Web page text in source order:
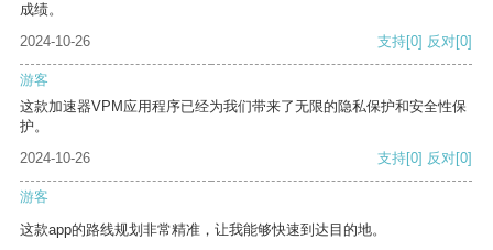
成绩。
2024-10-26
支持[0] 反对[0]
游客
这款加速器VPM应用程序已经为我们带来了无限的隐私保护和安全性保
护。
2024-10-26
支持[0] 反对[0]
游客
这款app的路线规划非常精准，让我能够快速到达目的地。